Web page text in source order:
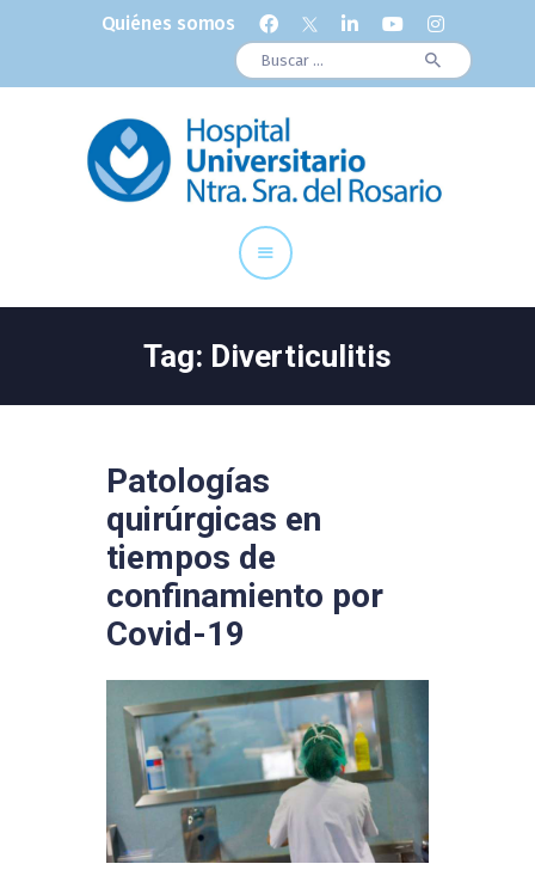
Quiénes somos
Buscar:
Tag: Diverticulitis
Cuadro Médico
Servicios Centrales
Paciente
Noticias
Patologías
quirúrgicas en
tiempos de
confinamiento por
Covid-19